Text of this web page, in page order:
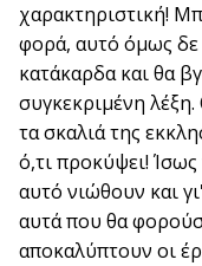
χαρακτηριστική!
φορά, αυτό όμως δε
κατάκαρδα και θα
συγκεκριμένη
τα σκαλιά της
ό,τι προκύψει!
αυτό νιώθουν και
αυτά που θα
αποκαλύπτουν οι